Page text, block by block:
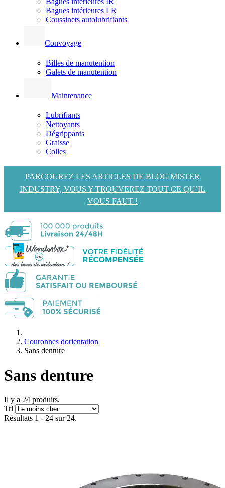
Bagues intérieures LR
Coussinets autolubrifiants
Convoyage
Billes de manutention
Galets de manutention
Maintenance
Lubrifiants
Nettoyants
Dégrippants
Graisse
Colles
PARCOUREZ LES ARTICLES DE BLOG MISTER
INDUSTRY, VOUS Y TROUVEREZ TOUT CE QU’IL
VOUS FAUT !
Couronnes dorientation
Sans denture
Sans denture
Il y a 24 produits.
Tri
Résultats 1 - 24 sur 24.